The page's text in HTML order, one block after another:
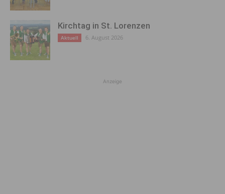
Kirchtag in St. Lorenzen
Aktuell 6. August 2026
Anzeige